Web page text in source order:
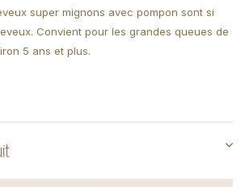
super mignons avec pompon sont si
Convient pour les grandes queues de
5 ans et plus.